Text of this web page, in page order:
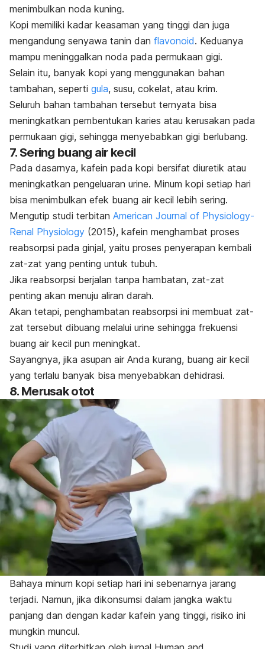
menimbulkan noda kuning.
Kopi memiliki kadar keasaman yang tinggi dan juga
mengandung senyawa tanin dan flavonoid. Keduanya
mampu meninggalkan noda pada permukaan gigi.
Selain itu, banyak kopi yang menggunakan bahan
tambahan, seperti gula, susu, cokelat, atau krim.
Seluruh bahan tambahan tersebut ternyata bisa
meningkatkan pembentukan karies atau kerusakan pada
permukaan gigi, sehingga menyebabkan gigi berlubang.
7. Sering buang air kecil
Pada dasarnya, kafein pada kopi bersifat diuretik atau
meningkatkan pengeluaran urine. Minum kopi setiap hari
bisa menimbulkan efek buang air kecil lebih sering.
Mengutip studi terbitan American Journal of Physiology-
Renal Physiology (2015), kafein menghambat proses
reabsorpsi pada ginjal, yaitu proses penyerapan kembali
zat-zat yang penting untuk tubuh.
Jika reabsorpsi berjalan tanpa hambatan, zat-zat
penting akan menuju aliran darah.
Akan tetapi, penghambatan reabsorpsi ini membuat zat-
zat tersebut dibuang melalui urine sehingga frekuensi
buang air kecil pun meningkat.
Sayangnya, jika asupan air Anda kurang, buang air kecil
yang terlalu banyak bisa menyebabkan dehidrasi.
8. Merusak otot
Bahaya minum kopi setiap hari ini sebenarnya jarang
terjadi. Namun, jika dikonsumsi dalam jangka waktu
panjang dan dengan kadar kafein yang tinggi, risiko ini
mungkin muncul.